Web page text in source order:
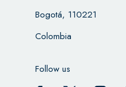
Bogotá, 110221
Colombia
Follow us